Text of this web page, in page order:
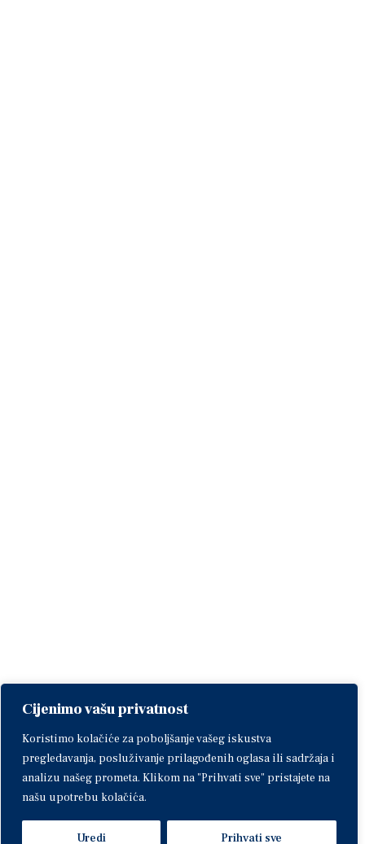
Cijenimo vašu privatnost
Koristimo kolačiće za poboljšanje vašeg iskustva
pregledavanja, posluživanje prilagođenih oglasa ili sadržaja i
analizu našeg prometa. Klikom na "Prihvati sve" pristajete na
našu upotrebu kolačića.
Uredi Prihvati sve